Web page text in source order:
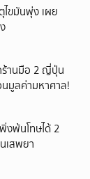
ไขมันพุ่ง เผย
ร้านมือ 2 ญี่ปุ่น
นมูลค่ามหาศาล!
งพ้นโทษได้ 2
เสพยา